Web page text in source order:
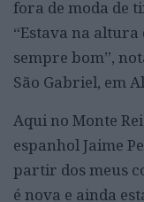
fora de moda de
“Estava na
sempre bom”,
São Gabriel, em
Aqui no Monte
espanhol Jaime
partir dos meus
é nova e ainda